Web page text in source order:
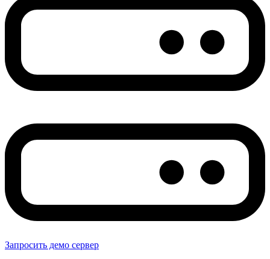
Запросить демо сервер